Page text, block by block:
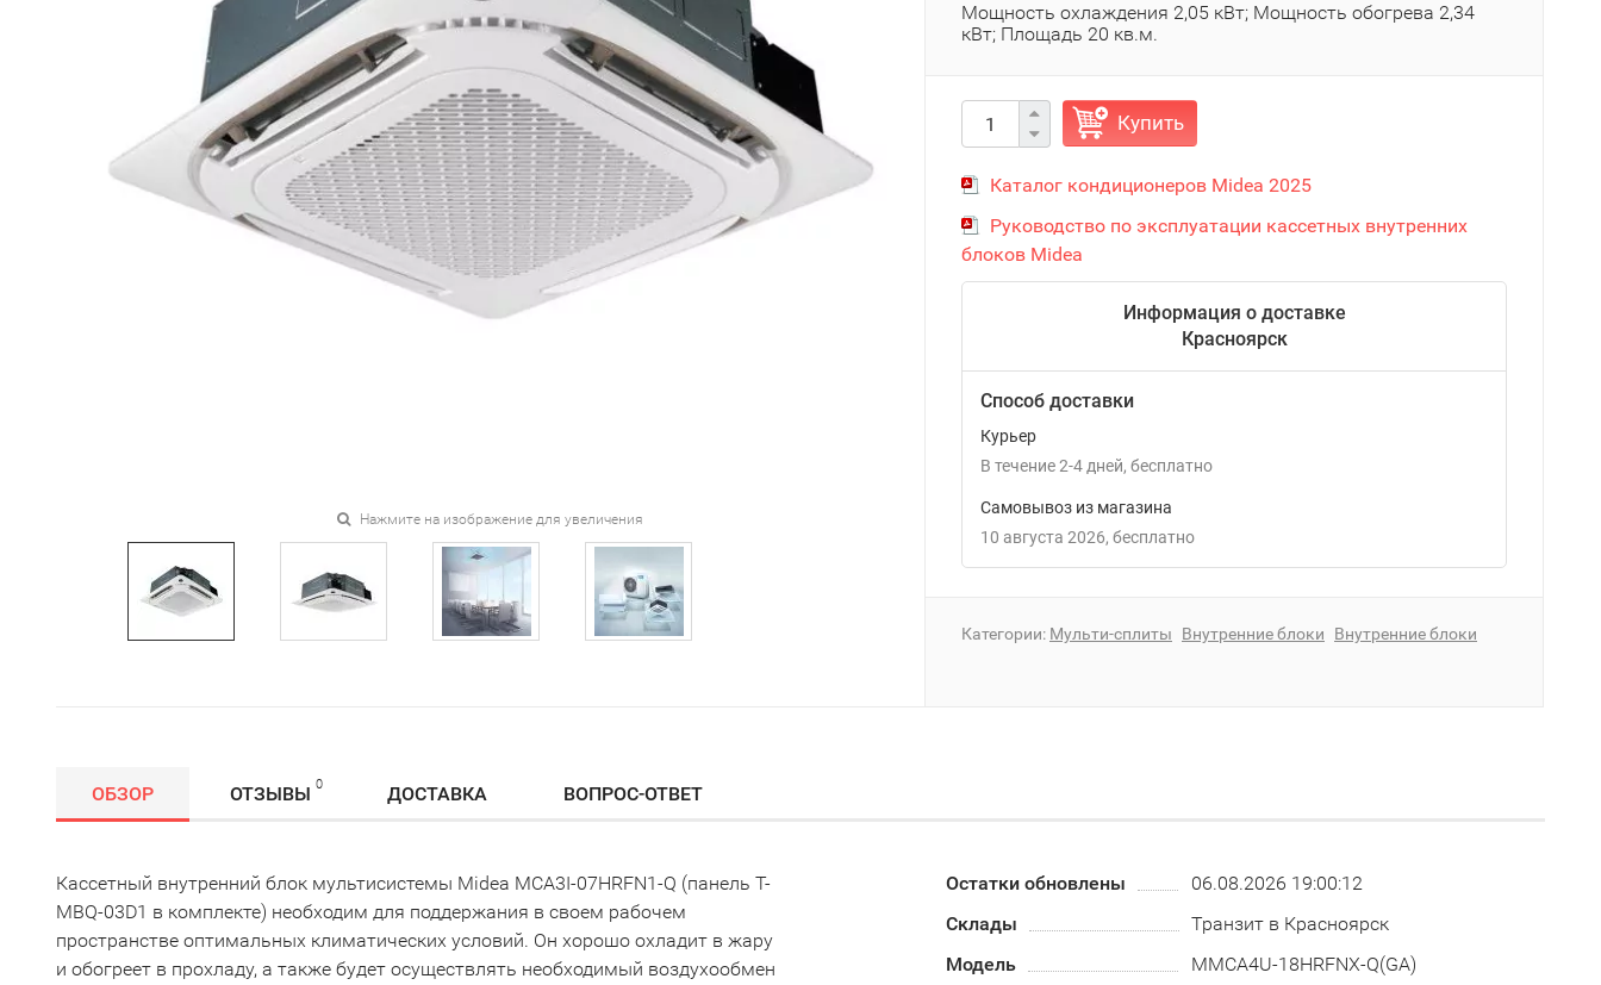
Нажмите на изображение для увеличения
Мощность охлаждения 2,05 кВт; Мощность обогрева 2,34
кВт; Площадь 20 кв.м.
Купить
Каталог кондиционеров Midea 2025
Руководство по эксплуатации кассетных внутренних
блоков Midea
Информация о доставке
Красноярск
Способ доставки
Курьер
В течение2-4 дней Бесплатно
Самовывоз из магазина
10 августа 2026
Бесплатно
Категории: Мульти-сплиты Внутренние блоки Внутренние блоки
ОБЗОР ОТЗЫВЫ 0 ДОСТАВКА ВОПРОС-ОТВЕТ
Кассетный внутренний блок мультисистемы Midea MCA3I-07HRFN1-Q (панель T-
MBQ-03D1 в комплекте) необходим для поддержания в своем рабочем
пространстве оптимальных климатических условий. Он хорошо охладит в жару
и обогреет в прохладу, а также будет осуществлять необходимый воздухообмен
Остатки обновлены
06.08.2026 19:00:12
Склады
Транзит в Красноярск
Модель
MMCA4U-18HRFNX-Q(GA)